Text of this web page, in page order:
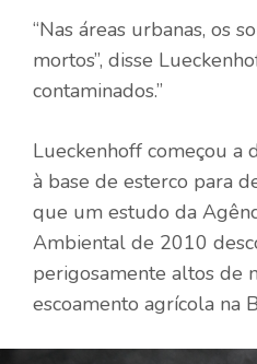
“Nas áreas urbanas, os
mortos”, disse
contaminados.”
Lueckenhoff começou a
à base de esterco para
que um estudo da
Ambiental de 2010
perigosamente altos de
escoamento agrícola na